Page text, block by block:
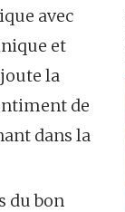
avec
et
la
de
dans la
du bon